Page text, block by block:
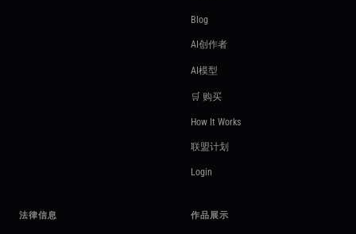
Blog
AI创作者
AI模型
🛒 购买
How It Works
联盟计划
Login
法律信息 作品展示